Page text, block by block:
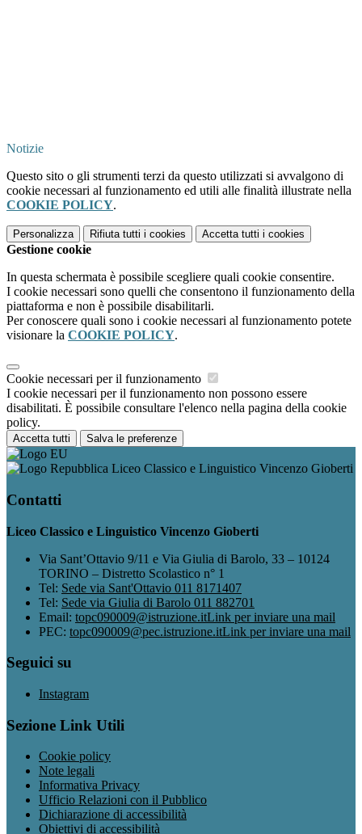
Notizie
Questo sito o gli strumenti terzi da questo utilizzati si avvalgono di
cookie necessari al funzionamento ed utili alle finalità illustrate nella
COOKIE POLICY.
Personalizza Rifiuta tutti i cookies Accetta tutti i cookies
Gestione cookie
In questa schermata è possibile scegliere quali cookie consentire.
I cookie necessari sono quelli che consentono il funzionamento della
piattaforma e non è possibile disabilitarli.
Per conoscere quali sono i cookie necessari al funzionamento potete
visionare la COOKIE POLICY.
Cookie necessari per il funzionamento
I cookie necessari per il funzionamento non possono essere
disabilitati. È possibile consultare l'elenco nella pagina della cookie
policy.
Accetta tutti Salva le preferenze
Liceo Classico e Linguistico Vincenzo Gioberti
Contatti
Liceo Classico e Linguistico Vincenzo Gioberti
Via Sant’Ottavio 9/11 e Via Giulia di Barolo, 33 – 10124
TORINO – Distretto Scolastico n° 1
Tel: Sede via Sant'Ottavio 011 8171407
Tel: Sede via Giulia di Barolo 011 882701
Email: topc090009@istruzione.itLink per inviare una mail
PEC: topc090009@pec.istruzione.itLink per inviare una mail
Seguici su
Instagram
Sezione Link Utili
Cookie policy
Note legali
Informativa Privacy
Ufficio Relazioni con il Pubblico
Dichiarazione di accessibilità
Obiettivi di accessibilità